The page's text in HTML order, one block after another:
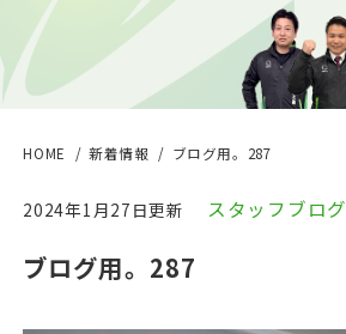
HOME 新着情報 ブログ用。287
2024年1月27日更新 スタッフブログ
ブログ用。287